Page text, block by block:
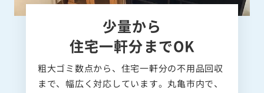
少量から
住宅一軒分までOK
粗大ゴミ数点から、住宅一軒分の不用品回収
まで、幅広く対応しています。丸亀市内で、